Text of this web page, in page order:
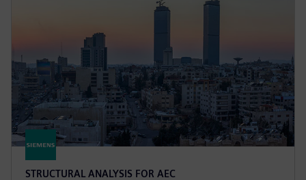
STRUCTURAL ANALYSIS FOR AEC